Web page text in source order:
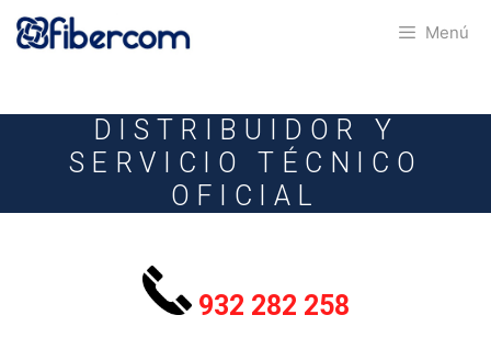
Menú
DISTRIBUIDOR Y
SERVICIO TÉCNICO
OFICIAL
932 282 258